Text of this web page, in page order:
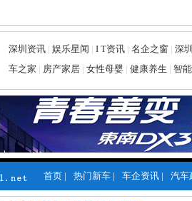
深圳资讯 | 娱乐星闻 | I T资讯 | 名企之窗 | 深
车之家 | 房产家居 | 女性母婴 | 健康养生 | 智
首页 | 热门新车 | 车企资讯 | 汽车